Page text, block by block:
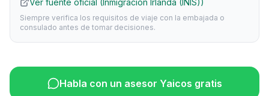
Ver fuente oficial (Inmigración Irlanda (INIS))
Siempre verifica los requisitos de viaje con la embajada o
consulado antes de tomar decisiones.
Habla con un asesor Yaicos gratis